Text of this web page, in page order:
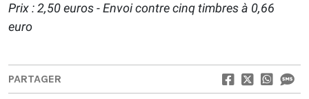
Prix : 2,50 euros - Envoi contre cinq timbres à 0,66
euro
PARTAGER